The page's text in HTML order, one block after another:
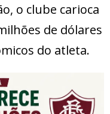
o clube carioca
de dólares
do atleta.